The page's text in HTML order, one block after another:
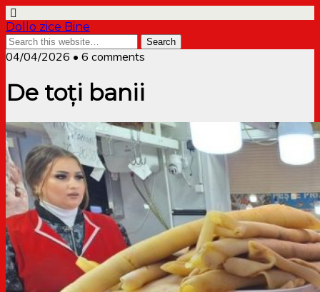
Dollo zice Bine
04/04/2026 • 6 comments
De toți banii